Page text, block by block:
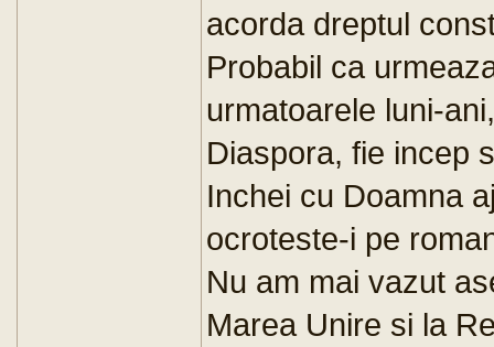
acorda dreptul
Probabil ca
urmatoarele luni-
Diaspora, fie incep
Inchei cu Doamna
ocroteste-i pe
Nu am mai vazut
Marea Unire si la